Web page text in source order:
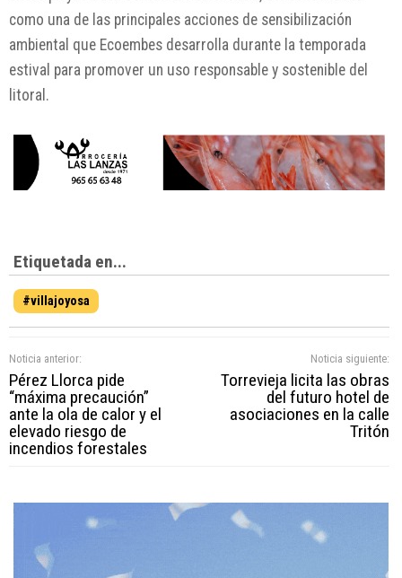
como una de las principales acciones de sensibilización
ambiental que Ecoembes desarrolla durante la temporada
estival para promover un uso responsable y sostenible del
litoral.
Etiquetada en...
#villajoyosa
Noticia anterior:
Pérez Llorca pide
“máxima precaución”
ante la ola de calor y el
elevado riesgo de
incendios forestales
Noticia siguiente:
Torrevieja licita las obras
del futuro hotel de
asociaciones en la calle
Tritón